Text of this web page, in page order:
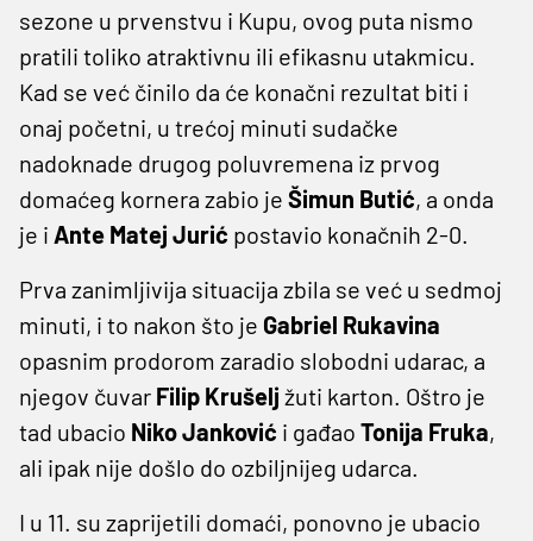
sezone u prvenstvu i Kupu, ovog puta nismo
pratili toliko atraktivnu ili efikasnu utakmicu.
Kad se već činilo da će konačni rezultat biti i
onaj početni, u trećoj minuti sudačke
nadoknade drugog poluvremena iz prvog
domaćeg kornera zabio je Šimun Butić, a onda
je i Ante Matej Jurić postavio konačnih 2-0.
Prva zanimljivija situacija zbila se već u sedmoj
minuti, i to nakon što je Gabriel Rukavina
opasnim prodorom zaradio slobodni udarac, a
njegov čuvar Filip Krušelj žuti karton. Oštro je
tad ubacio Niko Janković i gađao Tonija Fruka,
ali ipak nije došlo do ozbiljnijeg udarca.
I u 11. su zaprijetili domaći, ponovno je ubacio